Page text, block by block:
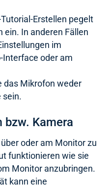
Erstellen pegelt
In anderen Fällen
im
Interface oder am
das Mikrofon weder
sein.
bzw. Kamera
oder am Monitor zu
funktionieren wie sie
Monitor anzubringen.
kann eine